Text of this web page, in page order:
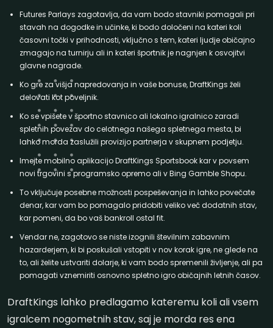
Futures Parlays zagotavlja, da vam bodo stavniki pomagali pri
stavah na dogodke in učinke, ki bodo določeni na kateri koli
časovni točki v prihodnosti, vključno s tem, kateri ljudje običajno
zmagajo na turnirju ali in kateri športnik je nagnjen k osvojitvi
glavne nagrade.
Ko gre za višja napredovanja in vaše bonuse, DraftKings želi
delovati kot poveljnik.
Ko se vpišete v športno stavnico ali lokalno igralnico zaradi
spletnih povezav do celotnega našega spletnega mesta, bi
lahko morda zaslužili provizijo partnerja v skupnem podjetju.
Imejte mobilno aplikacijo DraftKings Sportsbook kar v povsem
novi trgovini s programsko opremo ali v Bing Gamble Shopu.
To vključuje posebne možnosti pospeševanja in lahko povečate
denar, kar vam bo pomagalo pridobiti veliko več dodatnih stav,
kar pomeni, da bo vaš bankroll ostal fit.
Vendar ne, zagotovo se niste izognili številnim zabavnim
hazarderjem, ki bi poskušali vstopiti v nov korak igre, ne glede na
to, ali želite ustvariti dolarje, ki vam bodo spremenili življenje, ali pa
pomagati vznemiriti osnovno spletno igro običajnih letnih časov.
DraftKings lahko predlagamo kateremu koli ali vsem
igralcem nogometnih stav, saj je morda res ena